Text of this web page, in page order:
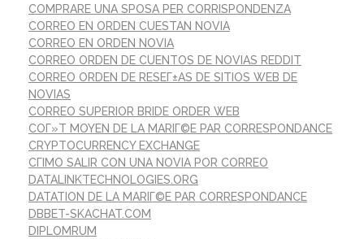
COMPRARE UNA SPOSA PER CORRISPONDENZA
CORREO EN ORDEN CUESTAN NOVIA
CORREO EN ORDEN NOVIA
CORREO ORDEN DE CUENTOS DE NOVIAS REDDIT
CORREO ORDEN DE RESEГ±AS DE SITIOS WEB DE
NOVIAS
CORREO SUPERIOR BRIDE ORDER WEB
COГ»T MOYEN DE LA MARIГ©E PAR CORRESPONDANCE
CRYPTOCURRENCY EXCHANGE
CГІMO SALIR CON UNA NOVIA POR CORREO
DATALINKTECHNOLOGIES.ORG
DATATION DE LA MARIГ©E PAR CORRESPONDANCE
DBBET-SKACHAT.COM
DIPLOMRUM